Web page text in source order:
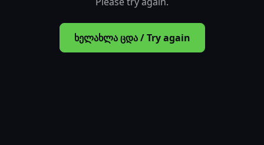
ხელახლა ცდა / Try again